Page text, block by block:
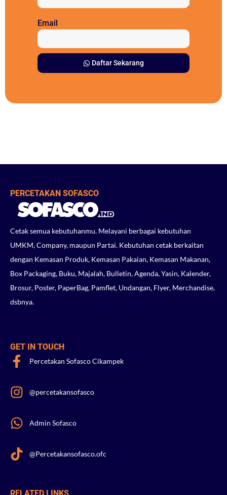
Email
Daftar Sekarang
PERCETAKAN SOFASCO
Cetak semua kebutuhanmu. Melayani berbagai kebutuhan
UMKM, Company, maupun Partai. Kebutuhan cetak berkaitan
dengan Kemasan Produk, Kemasan Pakaian, Kemasan Makanan,
Box Packaging, Buku, Majalah, Bulletin, Agenda, Yasin, Kalender,
Brosur, Poster, PaperBag, Pamflet, Undangan, Flyer, Merchandise,
dsbnya.
GET IN TOUCH
Percetakan Sofasco Cikampek
@percetakansofasco
Admin Sofasco
@Percetakansofasco.ofc